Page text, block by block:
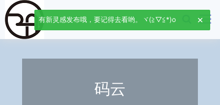
码云
有新灵感发布哦，要记得去看哟。ヾ(≧▽≦*)o